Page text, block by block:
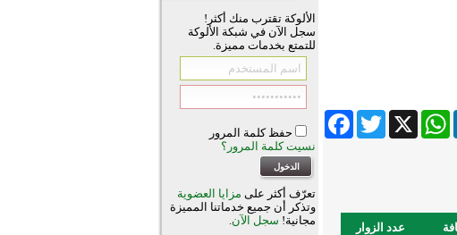
FacebookTwitter X
WhatsApp
عدد الزوار
الألوكة تقترب منك أكثر!
سجل الآن في شبكة الألوكة
للتمتع بخدمات مميزة.
حفظ كلمة المرور
نسيت كلمة المرور؟
تعرّف أكثر على مزايا العضوية
وتذكر أن جميع خدماتنا المميزة
مجانية! سجل الآن.